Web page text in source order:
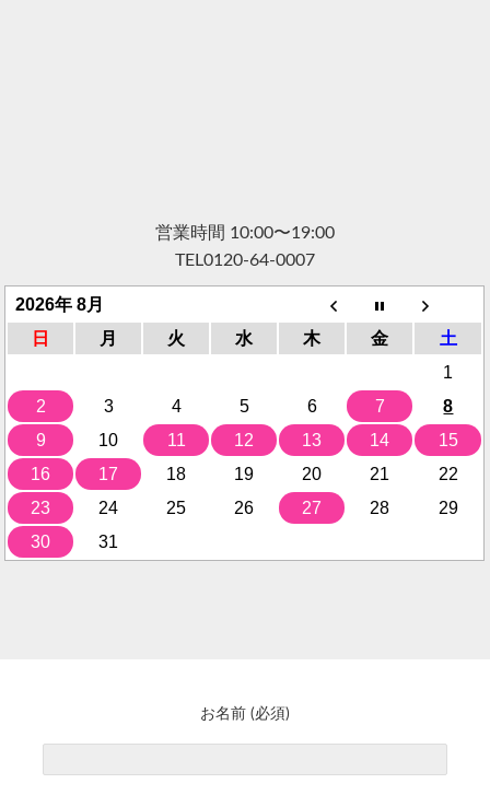
営業時間 10:00〜19:00
TEL0120-64-0007
2026年 8月
日
月 火 水 木 金
土
1
2
3 4 5 6 7
8
9
10 11 12 13 14
15
16
17 18 19 20 21
22
23
24 25 26 27 28
29
30
31
お名前 (必須)